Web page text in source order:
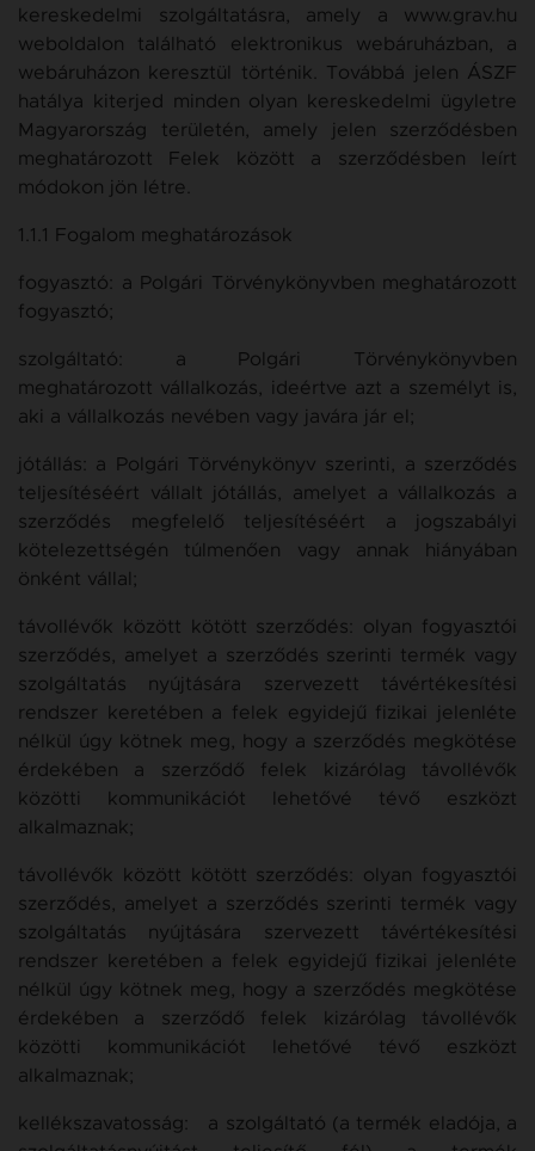
kereskedelmi szolgáltatásra, amely a www.grav.hu
weboldalon található elektronikus webáruházban, a
webáruházon keresztül történik. Továbbá jelen ÁSZF
hatálya kiterjed minden olyan kereskedelmi ügyletre
Magyarország területén, amely jelen szerződésben
meghatározott Felek között a szerződésben leírt
módokon jön létre.
1.1.1 Fogalom meghatározások
fogyasztó: a Polgári Törvénykönyvben meghatározott
fogyasztó;
szolgáltató: a Polgári Törvénykönyvben
meghatározott vállalkozás, ideértve azt a személyt is,
aki a vállalkozás nevében vagy javára jár el;
jótállás: a Polgári Törvénykönyv szerinti, a szerződés
teljesítéséért vállalt jótállás, amelyet a vállalkozás a
szerződés megfelelő teljesítéséért a jogszabályi
kötelezettségén túlmenően vagy annak hiányában
önként vállal;
távollévők között kötött szerződés: olyan fogyasztói
szerződés, amelyet a szerződés szerinti termék vagy
szolgáltatás nyújtására szervezett távértékesítési
rendszer keretében a felek egyidejű fizikai jelenléte
nélkül úgy kötnek meg, hogy a szerződés megkötése
érdekében a szerződő felek kizárólag távollévők
közötti kommunikációt lehetővé tévő eszközt
alkalmaznak;
távollévők között kötött szerződés: olyan fogyasztói
szerződés, amelyet a szerződés szerinti termék vagy
szolgáltatás nyújtására szervezett távértékesítési
rendszer keretében a felek egyidejű fizikai jelenléte
nélkül úgy kötnek meg, hogy a szerződés megkötése
érdekében a szerződő felek kizárólag távollévők
közötti kommunikációt lehetővé tévő eszközt
alkalmaznak;
kellékszavatosság: a szolgáltató (a termék eladója, a